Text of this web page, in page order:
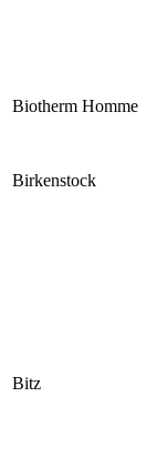
Biotherm Homme
Birkenstock
Bitz